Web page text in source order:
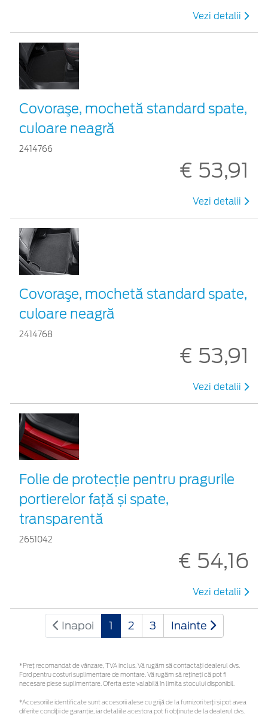
Vezi detalii
Covoraşe, mochetă standard spate,
culoare neagră
2414766
€ 53,91
Vezi detalii
Covoraşe, mochetă standard spate,
culoare neagră
2414768
€ 53,91
Vezi detalii
Folie de protecție pentru pragurile
portierelor față și spate,
transparentă
2651042
€ 54,16
Vezi detalii
Inapoi 1 2 3 Inainte
*Preţ recomandat de vânzare, TVA inclus. Vă rugăm să contactaţi dealerul dvs.
Ford pentru costuri suplimentare de montare. Vă rugăm să rețineți că pot fi
necesare piese suplimentare. Oferta este valabilă în limita stocului disponibil.
*Accesoriile identificate sunt accesorii alese cu grijă de la furnizori terți și pot avea
diferite condiții de garanție, iar detaliile acestora pot fi obținute de la dealerul dvs.